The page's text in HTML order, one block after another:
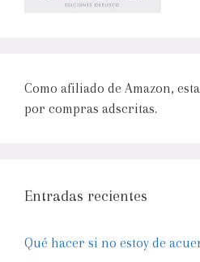
Como afiliado de Amazon,
por compras adscritas.
Entradas recientes
Qué hacer si no estoy de